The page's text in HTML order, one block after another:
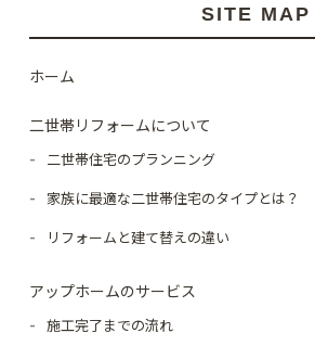
SITE MAP
ホーム
二世帯リフォームについて
二世帯住宅のプランニング
家族に最適な二世帯住宅のタイプとは？
リフォームと建て替えの違い
アップホームのサービス
施工完了までの流れ